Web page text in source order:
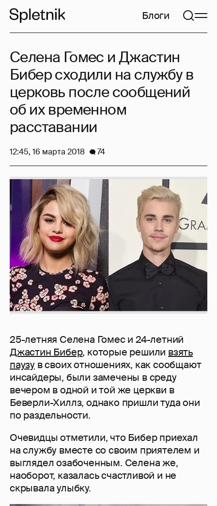
Блоги
25-летняя Селена Гомес и 24-летний
Джастин Бибер, которые решили взять
паузу в своих отношениях, как сообщают
инсайдеры, были замечены в среду
вечером в одной и той же церкви в
Беверли-Хиллз, однако пришли туда они
по раздельности.
Очевидцы отметили, что Бибер приехал
на службу вместе со своим приятелем и
выглядел озабоченным. Селена же,
наоборот, казалась счастливой и не
скрывала улыбку.
Селена Гомес и Джастин
Бибер сходили на службу в
церковь после сообщений
об их временном
расставании
12:45, 16 марта 2018 74